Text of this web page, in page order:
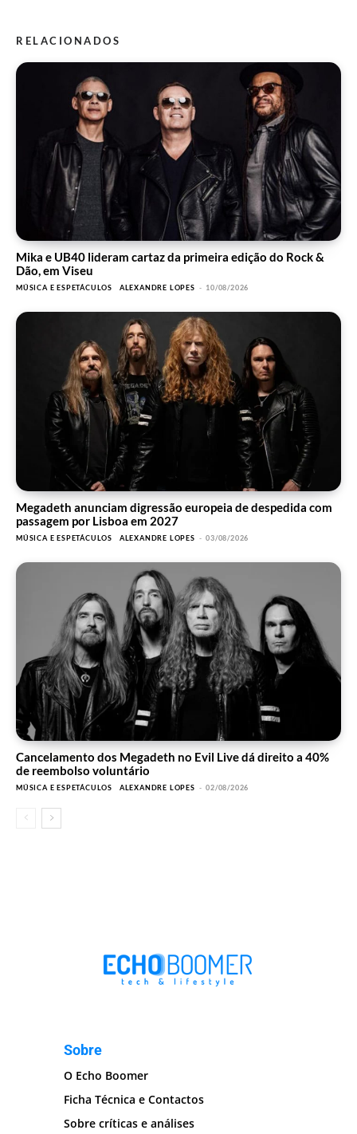
RELACIONADOS
Mika e UB40 lideram cartaz da primeira edição do Rock &
Dão, em Viseu
MÚSICA E ESPETÁCULOS ALEXANDRE LOPES - 10/08/2026
Megadeth anunciam digressão europeia de despedida com
passagem por Lisboa em 2027
MÚSICA E ESPETÁCULOS ALEXANDRE LOPES - 03/08/2026
Cancelamento dos Megadeth no Evil Live dá direito a 40%
de reembolso voluntário
MÚSICA E ESPETÁCULOS ALEXANDRE LOPES - 02/08/2026
Sobre
O Echo Boomer
Ficha Técnica e Contactos
Sobre críticas e análises